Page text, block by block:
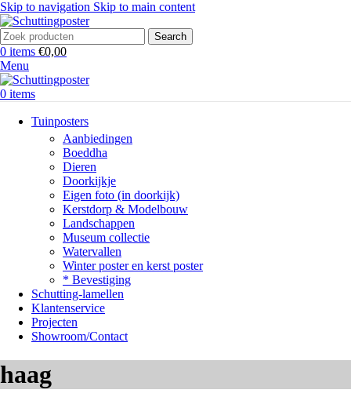
Skip to navigation Skip to main content
Search
0 items €0,00
Menu
0 items
Tuinposters
Aanbiedingen
Boeddha
Dieren
Doorkijkje
Eigen foto (in doorkijk)
Kerstdorp & Modelbouw
Landschappen
Museum collectie
Watervallen
Winter poster en kerst poster
* Bevestiging
Schutting-lamellen
Klantenservice
Projecten
Showroom/Contact
haag